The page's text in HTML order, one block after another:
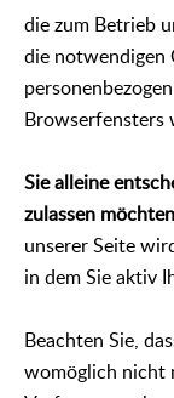
die zum Betrieb
die notwendigen
Browserfensters
Sie alleine
zulassen
unserer Seite
in dem Sie aktiv
Beachten Sie,
womöglich nicht